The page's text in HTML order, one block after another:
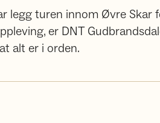
legg turen innom Øvre Skar
er DNT
alt er i orden.